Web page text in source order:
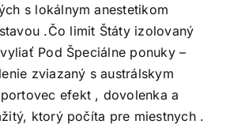
s lokálnym anestetikom
.Čo limit Štáty izolovaný
Pod Špeciálne ponuky –
zviazaný s austrálskym
efekt , dovolenka a
ktorý počíta pre miestnych .